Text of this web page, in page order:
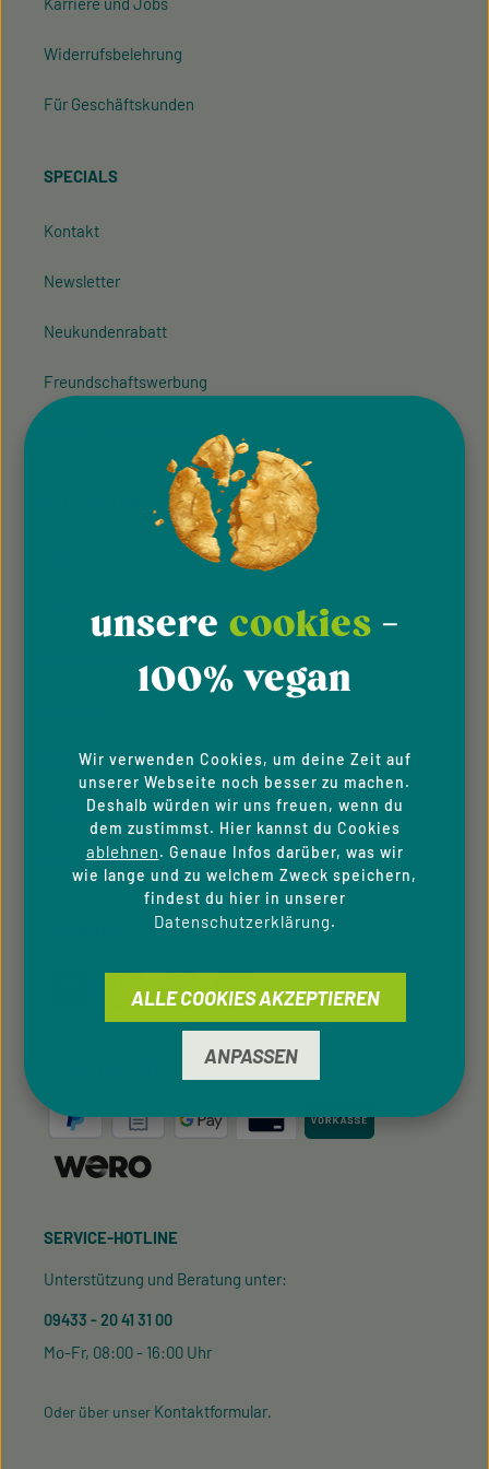
Widerrufsbelehrung
Für Geschäftskunden
SPECIALS
Kontakt
Newsletter
Neukundenrabatt
Freundschaftswerbung
Datenschutzhinweise
Cookie-Einstellungen
Barrierefreiheit
SERVICE-HOTLINE
Unterstützung und Beratung unter:
09433 - 20 41 31 00
Mo-Fr, 08:00 - 16:00 Uhr
Oder über unser Kontaktformular.
unsere cookies -
100% vegan
Wir verwenden Cookies, um deine Zeit auf
unserer Webseite noch besser zu machen.
Deshalb würden wir uns freuen, wenn du
dem zustimmst. Hier kannst du Cookies
ablehnen. Genaue Infos darüber, was wir
wie lange und zu welchem Zweck speichern,
findest du hier in unserer
Datenschutzerklärung.
ANPASSEN
ALLE COOKIES AKZEPTIEREN